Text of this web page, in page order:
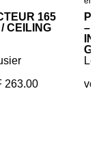
165
CEILING
263.00
–
Le